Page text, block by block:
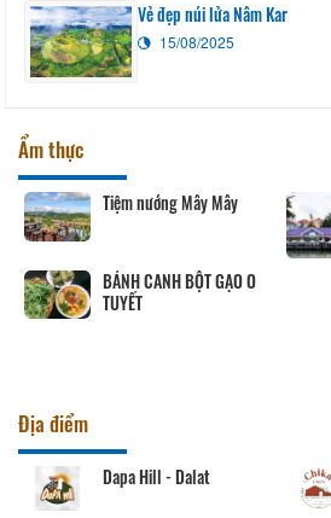
Vẻ đẹp núi lửa Nâm Kar
15/08/2025
Ẩm thực
Tiệm nướng Mây Mây
BÁNH CANH BỘT GẠO O
TUYẾT
Địa điểm
Dapa Hill - Dalat